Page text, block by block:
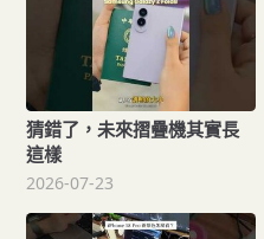
猜錯了，未來摺疊機其實長
這樣
2026-07-23